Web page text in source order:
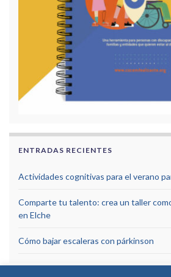
ENTRADAS RECIENTES
Actividades cognitivas para el verano
Comparte tu talento: crea un taller
en Elche
Cómo bajar escaleras con párkinson